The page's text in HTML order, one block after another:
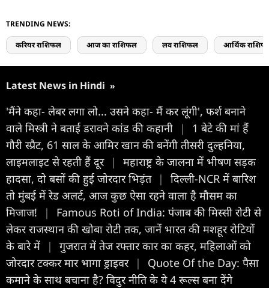
TRENDING NEWS:
करियर राशिफल आज का राशिफल लव राशिफल आर्थिक
Latest News in Hindi »
'मैंने कहा- लेबर लगा लो... उसने कहा- मैं कर लूंगी', फर्श बनाने
वाले मिस्त्री ने बताई डरावने कांड की कहानी
|
1 बेटे की मां हैं
गौरी स्प्रैट, 61 साल के आमिर खान की बनेंगी तीसरी दुल्हनिया,
लाइमलाइट से रहती हैं दूर |
महाराष्ट्र के जालना में भीषण सड़क
हादसा, दो बसों की हुई जोरदार भिड़ंत |
दिल्ली-NCR में बारिश
तो मुंबई में रेड अलर्ट, आज कुछ ऐसा रहने वाला है मौसम का
मिजाज!
|
Famous Roti of India: पंजाब की मिस्सी रोटी से
लेकर राजस्थान की खोबा रोटी तक, जानें भारत की मशहूर रोटियों
के बारे में
|
गुजरात में तेज रफ्तार कार का कहर, महिलाओं को
जोरदार टक्कर मार भागा ड्राइवर |
Quote Of the Day: पैसा
कमाने के साथ बचाना है? विदुर नीति के ये 4 रूल्स बना देंगे